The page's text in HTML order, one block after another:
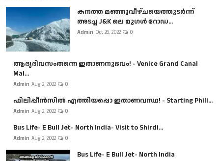
കനത്ത മഞ്ഞുവീഴ്ചയെത്തുടർന്ന്
അടച്ച J&K ലെ മുഗൾ റോഡ...
Admin Oct 26, 2022 0
ആദ്യദിവസംതന്നെ ഇതാണനുഭവം! - Venice Grand Canal
Mal...
Admin Aug 2, 2022 0
ഫിലിപ്പീൻസിൽ എത്തിയപ്പൊ ഇതാണവസ്ഥ! - Starting Phili...
Admin Aug 2, 2022 0
Bus Life- E Bull Jet- North India- Visit to Shirdi...
Admin Aug 2, 2022 0
Bus Life- E Bull Jet- North India